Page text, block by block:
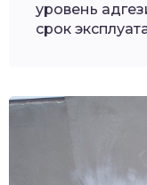
уровень
срок